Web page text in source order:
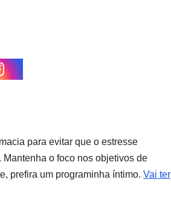
para evitar que o estresse
o foco nos objetivos de
prefira um programinha íntimo. Vai ter